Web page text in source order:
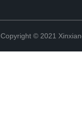
Copyright © 2021